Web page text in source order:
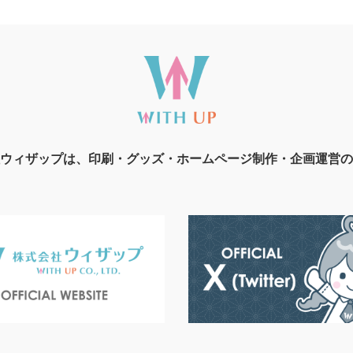
ィザップは、印刷・グッズ・ホームページ制作・企画運営